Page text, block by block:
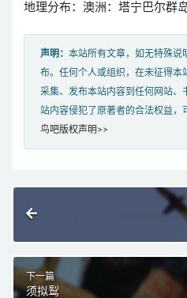
地理分布：澳洲：塔宁巴尔群
声明： 本站所有文章，如无特殊说
布。任何个人或组织，在未征得本
采集、发布本站内容到任何网站、
站内容侵犯了原著者的合法权益，
鸟吧版权声明>>
下一篇
须拟䴕